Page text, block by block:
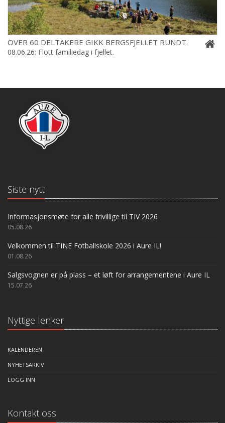
OVER 60 DELTAKERE GIKK BERGSFJELLET RUNDT.
08.06.26: Flott familiedag i fjellet.
Siste nytt
Informasjonsmøte for alle frivillige til TIV 2026
05.08.26
Velkommen til TINE Fotballskole 2026 i Aure IL!
01.08.26
Salgsvognen er på plass – et løft for arrangementene i Aure IL
15.07.26
Nyttige lenker
KALENDEREN
NYHETSARKIV
LOGG INN
Kontakt oss